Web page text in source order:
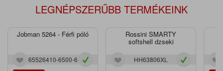
LEGNÉPSZERŰBB TERMÉKEINK
Jobman 5264 - Férfi póló
65526410-6500-6
Rossini SMARTY
softshell dzseki
HH63806XL